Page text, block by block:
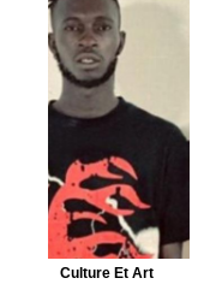
Culture Et Art